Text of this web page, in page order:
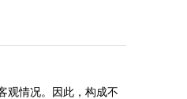
观情况。因此，构成不